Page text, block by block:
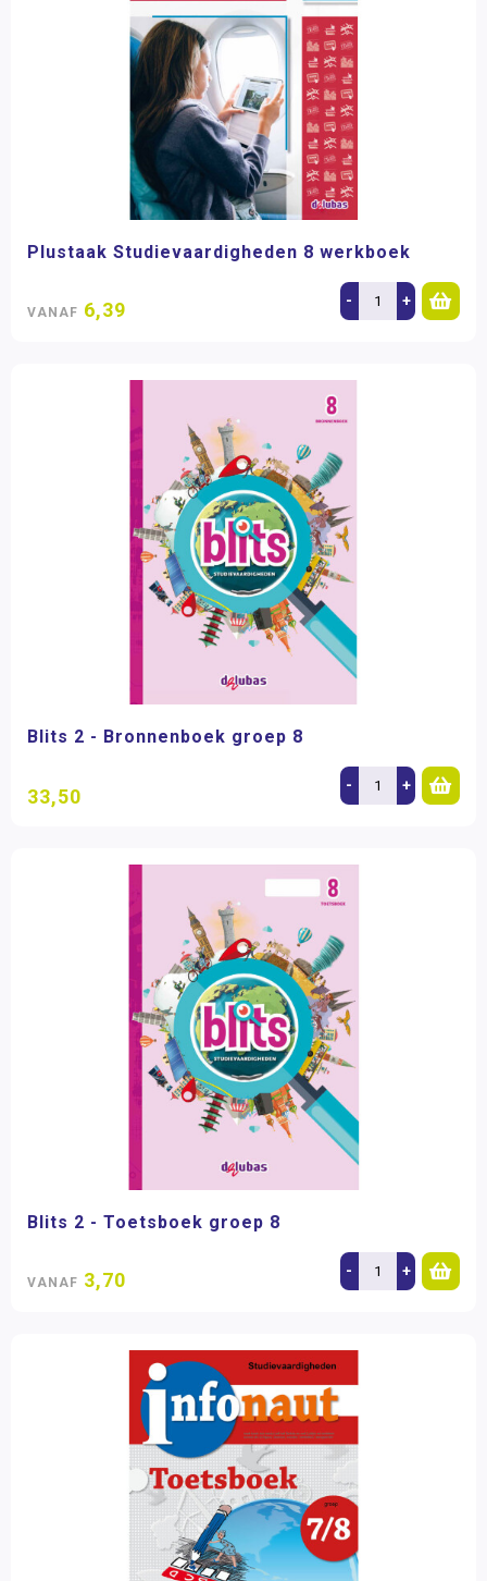
Plustaak Studievaardigheden 8 werkboek
VANAF 6,39 - +
Blits 2 - Bronnenboek groep 8
33,50 - +
Blits 2 - Toetsboek groep 8
VANAF 3,70 - +